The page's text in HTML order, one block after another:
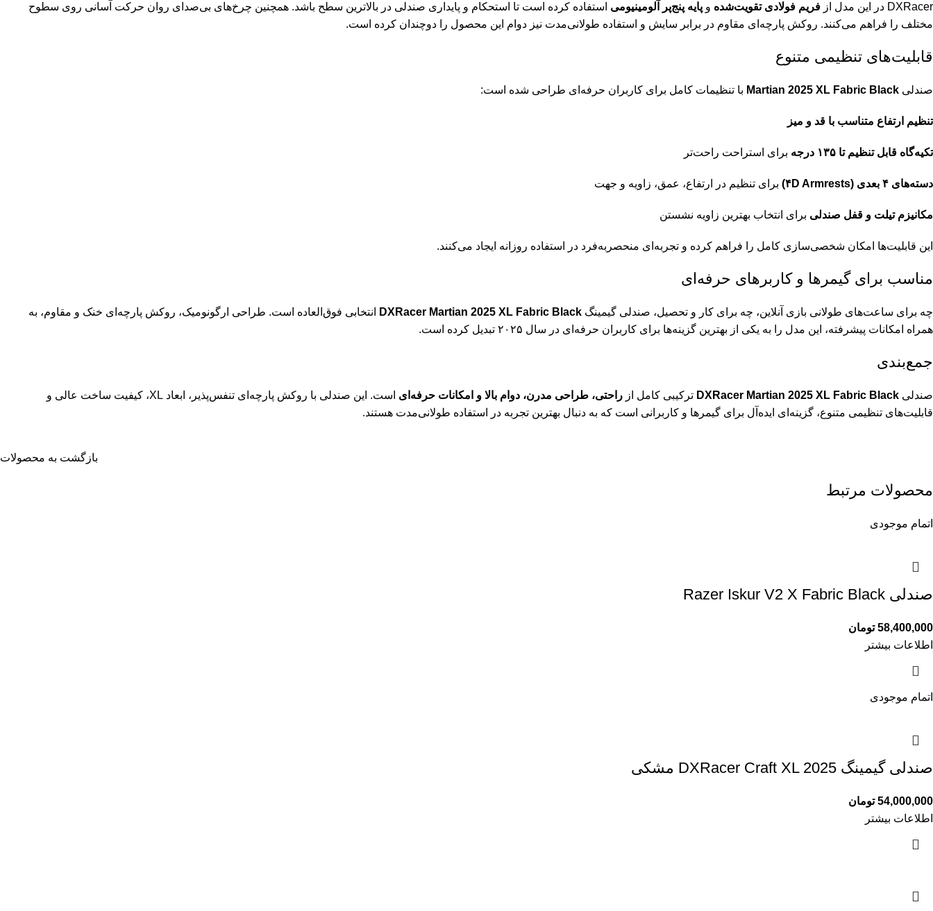
DXRacer در این مدل از فریم فولادی تقویت‌شده و پایه پنج‌پر آلومینیومی استفاده کرده است تا استحکام و پایداری صندلی در بالاترین سطح باشد. همچنین چرخ‌های بی‌صدای روان حرکت آسانی روی سطوح
مختلف را فراهم می‌کنند. روکش پارچه‌ای مقاوم در برابر سایش و استفاده طولانی‌مدت نیز دوام این محصول را دوچندان کرده است.
قابلیت‌های تنظیمی متنوع
صندلی Martian 2025 XL Fabric Black با تنظیمات کامل برای کاربران حرفه‌ای طراحی شده است:
تنظیم ارتفاع متناسب با قد و میز
تکیه‌گاه قابل تنظیم تا ۱۳۵ درجه برای استراحت راحت‌تر
دسته‌های ۴ بعدی (۴D Armrests) برای تنظیم در ارتفاع، عمق، زاویه و جهت
مکانیزم تیلت و قفل صندلی برای انتخاب بهترین زاویه نشستن
این قابلیت‌ها امکان شخصی‌سازی کامل را فراهم کرده و تجربه‌ای منحصربه‌فرد در استفاده روزانه ایجاد می‌کنند.
مناسب برای گیمرها و کاربرهای حرفه‌ای
چه برای ساعت‌های طولانی بازی آنلاین، چه برای کار و تحصیل، صندلی گیمینگ DXRacer Martian 2025 XL Fabric Black
انتخابی فوق‌العاده است. طراحی ارگونومیک، روکش پارچه‌ای خنک و مقاوم، به
همراه امکانات پیشرفته، این مدل را به یکی از بهترین گزینه‌ها برای کاربران حرفه‌ای در سال ۲۰۲۵ تبدیل کرده است.
جمع‌بندی
صندلی DXRacer Martian 2025 XL Fabric Black ترکیبی کامل از راحتی، طراحی مدرن، دوام بالا و امکانات حرفه‌ای
است. این صندلی با روکش پارچه‌ای تنفس‌پذیر، ابعاد XL، کیفیت ساخت عالی و
قابلیت‌های تنظیمی متنوع، گزینه‌ای ایده‌آل برای گیمرها و کاربرانی است که به دنبال بهترین تجربه در استفاده طولانی‌مدت هستند.
بازگشت به محصولات
محصولات مرتبط
اتمام موجودی
صندلی Razer Iskur V2 X Fabric Black
58,400,000 تومان
اطلاعات بیشتر
اتمام موجودی
صندلی گیمینگ DXRacer Craft XL 2025 مشکی
54,000,000 تومان
اطلاعات بیشتر